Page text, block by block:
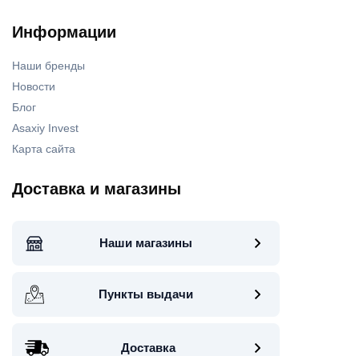
Информации
Наши бренды
Новости
Блог
Asaxiy Invest
Карта сайта
Доставка и магазины
Наши магазины
Пункты выдачи
Доставка